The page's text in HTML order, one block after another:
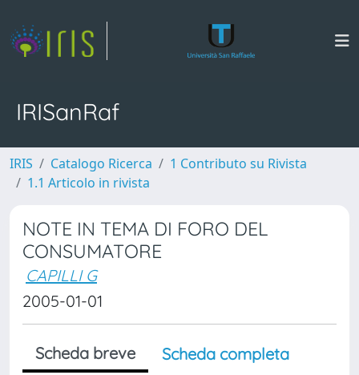
IRISanRaf
IRIS Catalogo Ricerca
1 Contributo su Rivista
1.1 Articolo in rivista
NOTE IN TEMA DI FORO DEL
CONSUMATORE
CAPILLI G
2005-01-01
Scheda breve
Scheda completa